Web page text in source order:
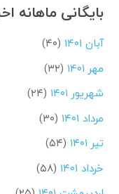
بایگانی ماهانه
آبان ۱۴۰۱
(۴۰)
مهر ۱۴۰۱
(۳۲)
شهریور ۱۴۰۱
(۲۴)
مرداد ۱۴۰۱
(۳۰)
تیر ۱۴۰۱
(۵۴)
خرداد ۱۴۰۱
(۵۸)